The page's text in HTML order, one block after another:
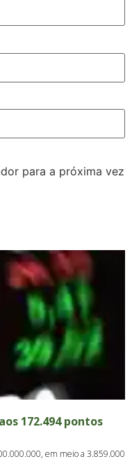
para a próxima vez
172.494 pontos
em meio a 3.859.000